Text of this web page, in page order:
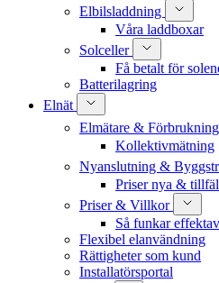
Elbilsladdning
Våra laddboxar
Solceller
Få betalt för
Batterilagring
Elnät
Elmätare & Förbrukning
Kollektivmätning
Nyanslutning &
Priser nya &
Priser & Villkor
Så funkar
Flexibel elanvändning
Rättigheter som kund
Installatörsportal